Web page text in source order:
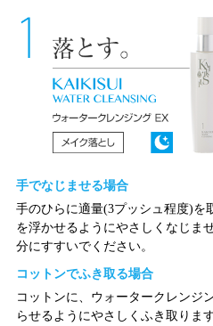
手でなじませる場合
手のひらに適量(3プッシュ程度)を
を浮かせるようにやさしくなじま
分にすすいでください。
コットンでふき取る場合
コットンに、ウォータークレンジ
らせるようにやさしくふき取りま